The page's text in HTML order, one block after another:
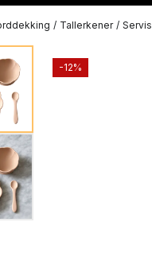
/ Tallerkener /
-12%